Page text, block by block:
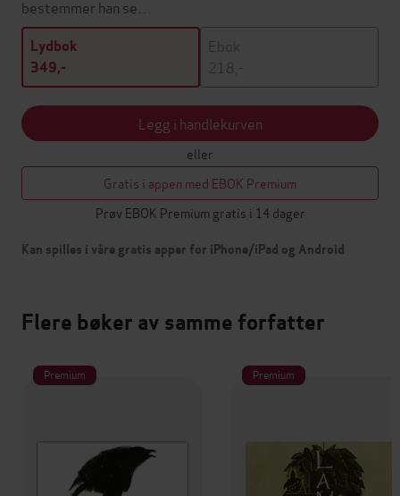
bestemmer han se…
Lydbok
349,-
Ebok
218,-
Legg i handlekurven
eller
Gratis i appen med EBOK Premium
Prøv EBOK Premium gratis i 14 dager
Kan spilles i våre gratis apper for iPhone/iPad og Android
Flere bøker av samme forfatter
Premium Premium